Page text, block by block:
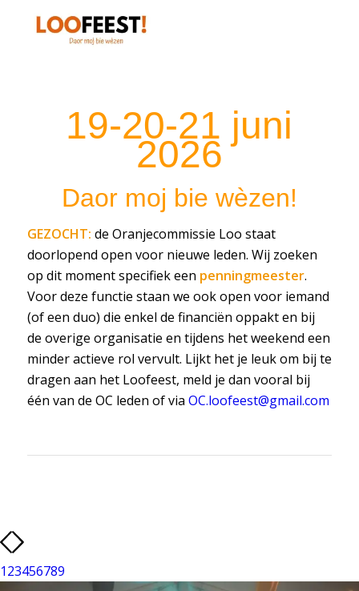
19-20-21 juni
2026
Daor moj bie wèzen!
GEZOCHT: de Oranjecommissie Loo staat
doorlopend open voor nieuwe leden. Wij zoeken
op dit moment specifiek een penningmeester.
Voor deze functie staan we ook open voor iemand
(of een duo) die enkel de financiën oppakt en bij
de overige organisatie en tijdens het weekend een
minder actieve rol vervult. Lijkt het je leuk om bij te
dragen aan het Loofeest, meld je dan vooral bij
één van de OC leden of via OC.loofeest@gmail.com
123456789